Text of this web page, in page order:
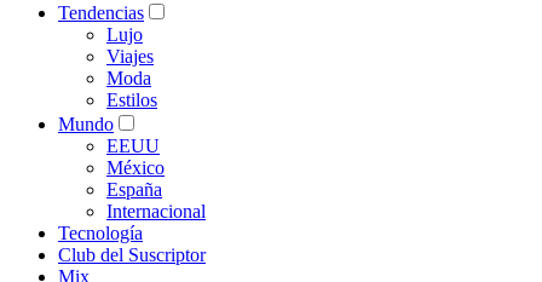
Tendencias
Lujo
Viajes
Moda
Estilos
Mundo
EEUU
México
España
Internacional
Tecnología
Club del Suscriptor
Mix